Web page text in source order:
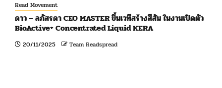
Read Movement
ดาว – ลภัสรดา CEO MASTER ขึ้นเวทีสร้างสีสัน ในงานเปิดตัว
BioActive+ Concentrated Liquid KERA
20/11/2025 Team Readspread